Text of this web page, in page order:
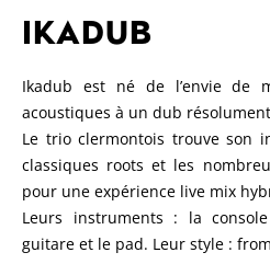
IKADUB
Ikadub est né de l’envie de
acoustiques à un dub
Le trio clermontois trouve son
classiques roots et les
pour une expérience live mix
Leurs instruments : la
guitare et le pad. Leur style :